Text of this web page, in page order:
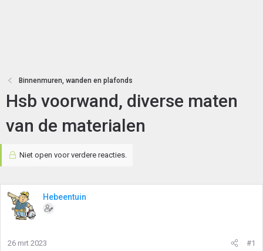
Binnenmuren, wanden en plafonds
Hsb voorwand, diverse maten
van de materialen
Niet open voor verdere reacties.
Hebeentuin
26 mrt 2023 #1